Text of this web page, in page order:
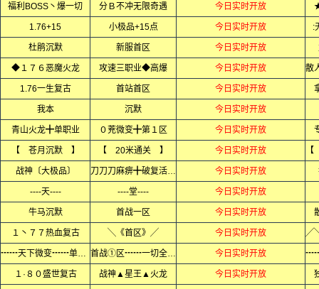
福利BOSS丶爆一切 分Ｂ不冲无限奇遇 今日实时开放
1.76+15 小极品+15点 今日实时开放 :
杜鹃沉默 新服首区 今日实时开放
◆１７６恶魔火龙 攻速三职业◆高爆 今日实时开放
1.76一生复古 首站首区 今日实时开放
我本 沉默 今日实时开放
青山火龙╋单职业 ０茺微变╋第１区 今日实时开放
【 苍月沉默 】 【 20米通关 】 今日实时开放
战神〔大极品〕 刀刀刀麻痹╋破复活神器 今日实时开放
----天---- ----堂---- 今日实时开放
牛马沉默 首战一区 今日实时开放
１丶７７热血复古 ╲《首区》╱ 今日实时开放
┅┅天下微变┅┅单职业 首战①区┅┅一切全爆┅┅ 今日实时开放
１·８０盛世复古 战神▲星王▲火龙 今日实时开放